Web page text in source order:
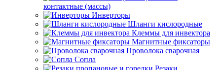
контактные (массы)
Инверторы
Шланги кислородные
Клеммы для инвектора
Магнитные фиксаторы
Проволока сварочная
Сопла
Резаки